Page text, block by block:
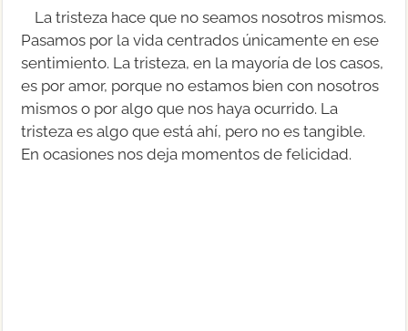
La tristeza hace que no seamos nosotros mismos.
Pasamos por la vida centrados únicamente en ese
sentimiento. La tristeza, en la mayoría de los casos,
es por amor, porque no estamos bien con nosotros
mismos o por algo que nos haya ocurrido. La
tristeza es algo que está ahí, pero no es tangible.
En ocasiones nos deja momentos de felicidad.